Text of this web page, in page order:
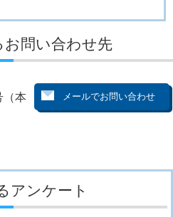
問い合わせ先
（本
アンケート